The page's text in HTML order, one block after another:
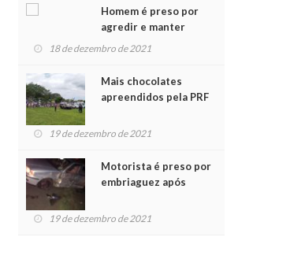
Homem é preso por
agredir e manter
mulher em cárcere
18 de dezembro de 2021
Mais chocolates
apreendidos pela PRF
crianças no Natal
19 de dezembro de 2021
Motorista é preso por
embriaguez após
feridos
19 de dezembro de 2021